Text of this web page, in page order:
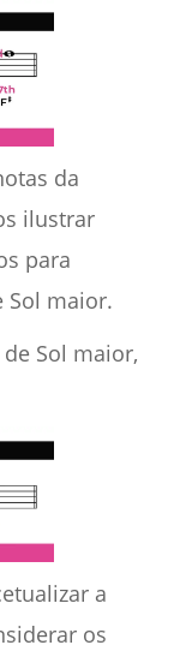
da
ilustrar
para
Sol maior.
Sol maior,
a
os